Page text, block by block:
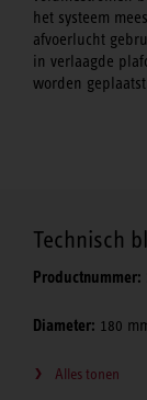
het systeem
afvoerlucht
in verlaagde
worden
Technisch
Productnummer:
Diameter: 180
Alles tonen